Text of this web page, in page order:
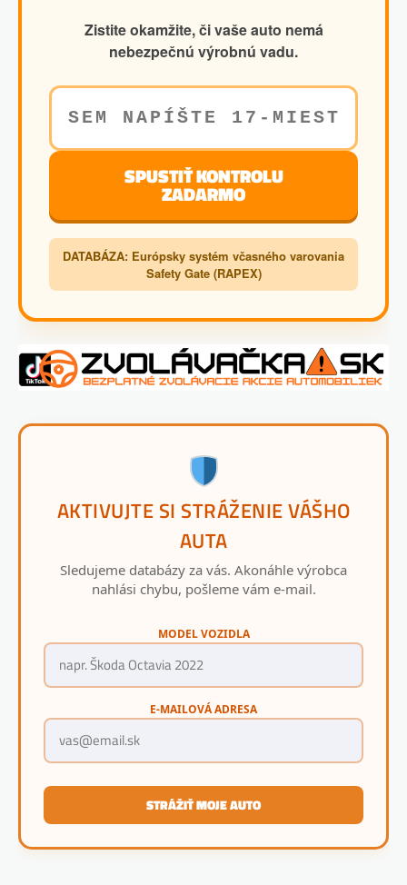
Zistite okamžite, či vaše auto nemá
nebezpečnú výrobnú vadu.
SPUSTIŤ KONTROLU
ZADARMO
DATABÁZA: Európsky systém včasného varovania
Safety Gate (RAPEX)
AKTIVUJTE SI STRÁŽENIE VÁŠHO
AUTA
Sledujeme databázy za vás. Akonáhle výrobca
nahlási chybu, pošleme vám e-mail.
MODEL VOZIDLA
E-MAILOVÁ ADRESA
STRÁŽIŤ MOJE AUTO